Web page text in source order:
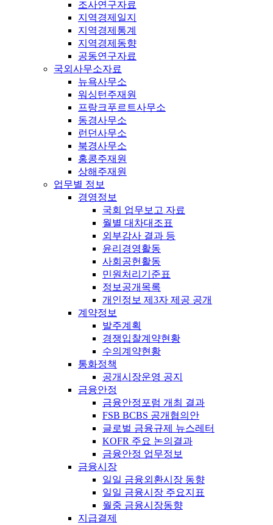
조사연구자료
지역경제일지
지역경제통계
지역경제동향
공동연구자료
국외사무소자료
뉴욕사무소
워싱턴주재원
프랑크푸르트사무소
동경사무소
런던사무소
북경사무소
홍콩주재원
상해주재원
업무별 정보
경영정보
국회 업무보고 자료
월별 대차대조표
외부감사 결과 등
윤리경영활동
사회공헌활동
민원처리기준표
정보공개목록
개인정보 제3자 제공 공개
계약정보
발주계획
경쟁입찰계약현황
수의계약현황
통화정책
공개시장운영 공지
금융안정
금융안정포럼 개최 결과
FSB BCBS 공개협의안
글로벌 금융규제 뉴스레터
KOFR 주요 논의결과
금융안정 업무정보
금융시장
일일 금융외환시장 동향
일일 금융시장 주요지표
월중 금융시장동향
지급결제